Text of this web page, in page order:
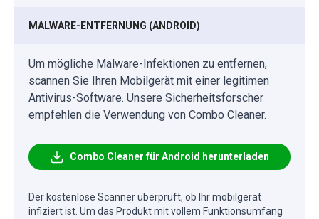
MALWARE-ENTFERNUNG (ANDROID)
Um mögliche Malware-Infektionen zu entfernen,
scannen Sie Ihren Mobilgerät mit einer legitimen
Antivirus-Software. Unsere Sicherheitsforscher
empfehlen die Verwendung von Combo Cleaner.
Combo Cleaner für Android herunterladen
Der kostenlose Scanner überprüft, ob Ihr mobilgerät
infiziert ist. Um das Produkt mit vollem Funktionsumfang